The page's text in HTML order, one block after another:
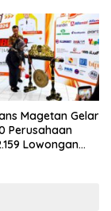
Magetan Gelar
Perusahaan
Lowongan